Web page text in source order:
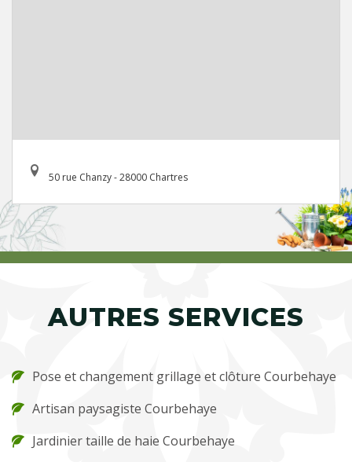
50 rue Chanzy - 28000 Chartres
AUTRES SERVICES
Pose et changement grillage et clôture Courbehaye
Artisan paysagiste Courbehaye
Jardinier taille de haie Courbehaye